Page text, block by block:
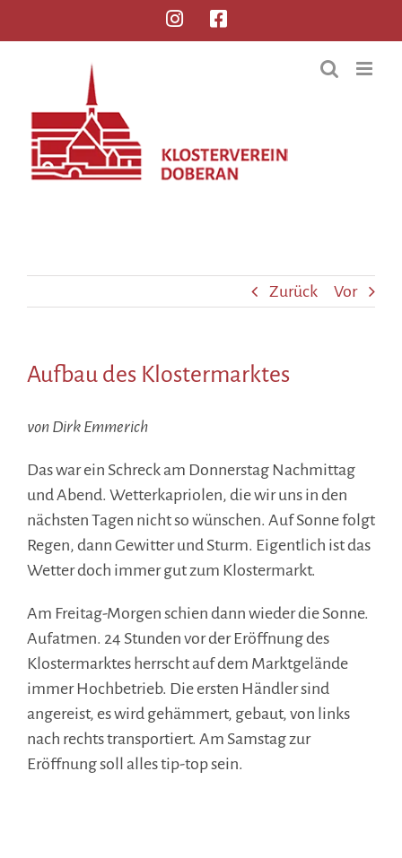
Zurück Vor
Aufbau des Klostermarktes
von Dirk Emmerich
Das war ein Schreck am Donnerstag Nachmittag
und Abend. Wetterkapriolen, die wir uns in den
nächsten Tagen nicht so wünschen. Auf Sonne folgt
Regen, dann Gewitter und Sturm. Eigentlich ist das
Wetter doch immer gut zum Klostermarkt.
Am Freitag-Morgen schien dann wieder die Sonne.
Aufatmen. 24 Stunden vor der Eröffnung des
Klostermarktes herrscht auf dem Marktgelände
immer Hochbetrieb. Die ersten Händler sind
angereist, es wird gehämmert, gebaut, von links
nach rechts transportiert. Am Samstag zur
Eröffnung soll alles tip-top sein.